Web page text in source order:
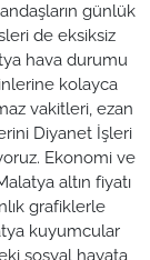
günlük
de eksiksiz
hava durumu
kolayca
vakitleri, ezan
Diyanet İşleri
Ekonomi ve
altın fiyatı
grafiklerle
kuyumcular
sosyal hayata